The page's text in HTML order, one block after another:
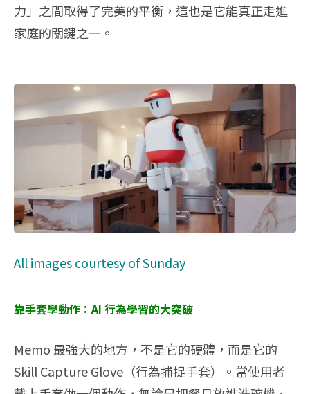
力」之間取得了完美的平衡，這也是它能真正走進
家庭的關鍵之一。
All images courtesy of Sunday
靠手套學動作：AI 行為學習的大突破
Memo 最強大的地方，不是它的硬體，而是它的
Skill Capture Glove（行為捕捉手套）。當使用者